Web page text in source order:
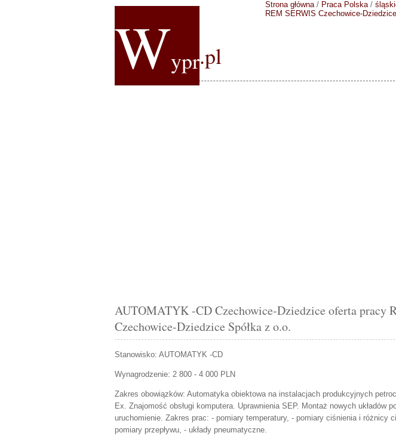
Wypr.pl
Strona główna/ Praca Polska/
REM SERWIS Czechowice-
AUTOMATYK -CD Czechowice-Dziedzice oferta pracy
Czechowice-Dziedzice Spółka z o.o.
Stanowisko: AUTOMATYK -CD
Wynagrodzenie: 2 800 - 4 000 PLN
Zakres obowiązków: Automatyka obiektowa na instalacjach produkcyjnych
Ex. Znajomość obsługi komputera. Uprawnienia SEP. Montaż nowych układów
uruchomienie. Zakres prac: - pomiary temperatury, - pomiary ciśnienia i różnicy
pomiary przepływu, - układy pneumatyczne.